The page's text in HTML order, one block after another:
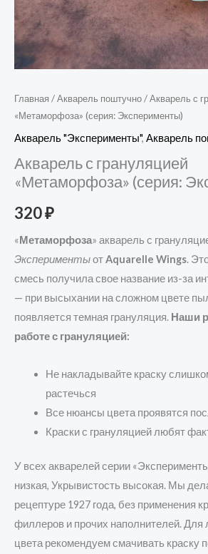
Главная /Акварель поштучно/ Акварель с
«Метаморфоза» (серия: Эксперименты)
Акварель "Эксперименты", Акварель
Акварель с грануляцией
«Метаморфоза» (серия:
320₽
«Метаморфоза» акварель с
ЭкспериментыотAquarelle Wings.
смесь получила свое название из-за
— при высыхании на сложном цвете
появляется темная грануляция. Наши
работе с грануляцией:
Не накладывайте краску
растечься
Все нюансы цвета проявятся
Краски с грануляцией любят
У всех акварелей серии
низкая, Укрывистость высокая. Мы
рецептуре 1927 года, без применения
филлеров и прочих наполнителей. Для
цвета рекомендуем смачивать краску